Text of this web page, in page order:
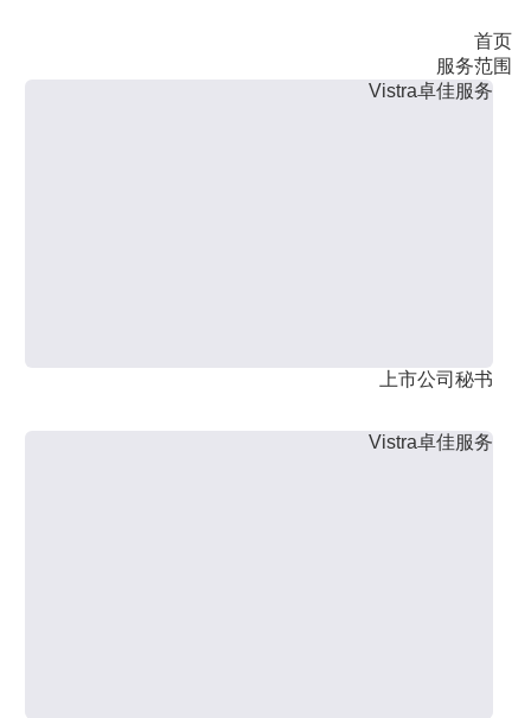
首页
服务范围
Vistra卓佳服务
上市公司秘书
Vistra卓佳服务